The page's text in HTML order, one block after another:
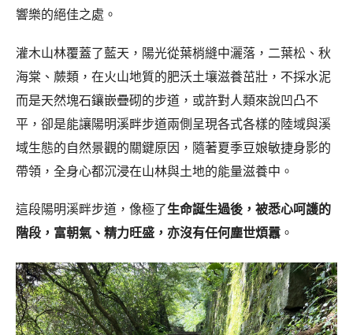
響樂的絕佳之處。
灌木山林覆蓋了藍天，陽光從葉梢縫中灑落，二葉松、秋
海棠、蕨類，在火山地質的肥沃土壤滋養茁壯，不採水泥
而是天然塊石鑲嵌疊砌的步道，或許對人類來說凹凸不
平，卻是能讓陽明溪畔步道兩側呈現各式各樣的陸域與溪
域生態的自然景觀的關鍵原因，隨著夏季豆娘敏捷身影的
帶領，全身心都沉浸在山林與土地的能量滋養中。
這段陽明溪畔步道，像極了生命誕生過後，被悉心呵護的
階段，富朝氣、精力旺盛，亦沒有任何塵世煩囂 。